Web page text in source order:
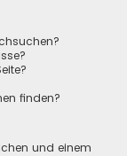
finden?
und einem